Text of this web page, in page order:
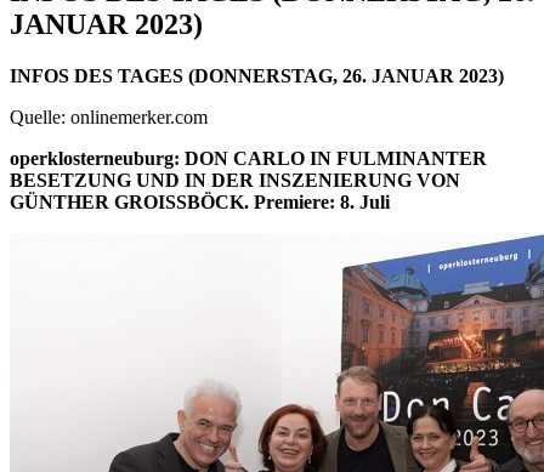
JANUAR 2023)
INFOS DES TAGES (DONNERSTAG, 26. JANUAR 2023)
Quelle: onlinemerker.com
operklosterneuburg: DON CARLO IN FULMINANTER
BESETZUNG UND IN DER INSZENIERUNG VON
GÜNTHER GROISSBÖCK. Premiere: 8. Juli